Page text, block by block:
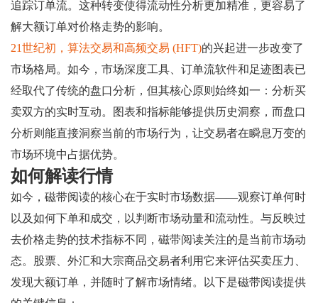
追踪订单流。这种转变使得流动性分析更加精准，更容易了
解大额订单对价格走势的影响。
21世纪初，算法交易和高频交易 (HFT)的兴起进一步改变了
市场格局。如今，市场深度工具、订单流软件和足迹图表已
经取代了传统的盘口分析，但其核心原则始终如一：分析买
卖双方的实时互动。图表和指标能够提供历史洞察，而盘口
分析则能直接洞察当前的市场行为，让交易者在瞬息万变的
市场环境中占据优势。
如何解读行情
如今，磁带阅读的核心在于实时市场数据——观察订单何时
以及如何下单和成交，以判断市场动量和流动性。与反映过
去价格走势的技术指标不同，磁带阅读关注的是当前市场动
态。股票、外汇和大宗商品交易者利用它来评估买卖压力、
发现大额订单，并随时了解市场情绪。以下是磁带阅读提供